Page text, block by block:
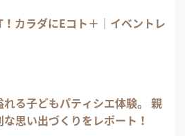
！カラダにEコト＋｜イベントレ
れる子どもパティシエ体験。 親
思い出づくりをレポート！